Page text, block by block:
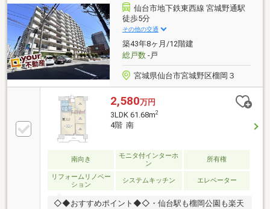
さい♪☆+☆+☆+☆+☆+☆+☆+☆+☆+☆【購入のご
相談】地元に強い「山一地所」だから売買物件も豊富
です！ご希望の物件のご紹介から、ローンのご相談投
資のご相談までおまかせください！
☆+☆+☆+☆+☆+☆+☆+☆+☆+☆
仙台市地下鉄東西線 宮城野通駅
徒歩5分
その他の交通
築43年8ヶ月/12階建
総戸数-戸
宮城県仙台市宮城野区榴岡３
2,580万円
3LDK 61.68m2
4階 南
南向き
モニタ付インターホ
ン
所有権
リフォームリノベー
ション
システムキッチン エレベーター
◇◆おすすめポイント◆◇・仙台駅も榴岡公園も楽天